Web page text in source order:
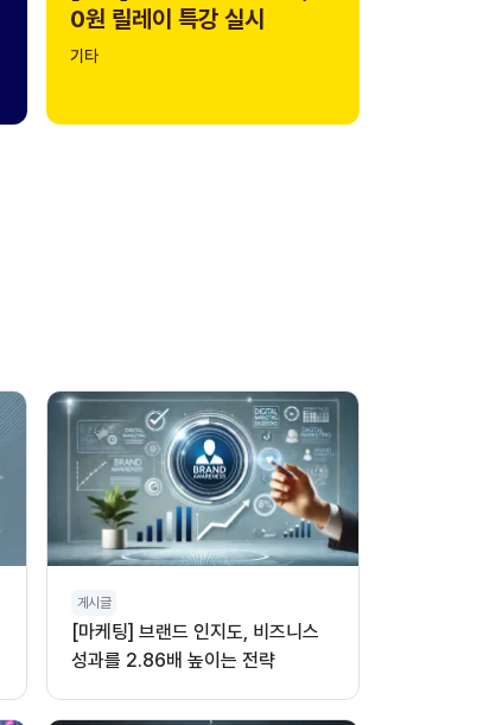
0원 릴레이 특강 실시
기타
게시글
[마케팅] 브랜드 인지도, 비즈니스
성과를 2.86배 높이는 전략